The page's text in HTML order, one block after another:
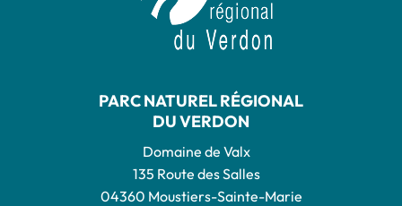
PARC NATUREL RÉGIONAL
DU VERDON
Domaine de Valx
135 Route des Salles
04360 Moustiers-Sainte-Marie